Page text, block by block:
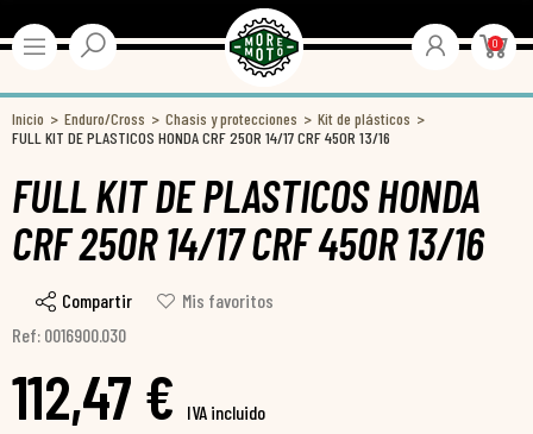
0
Inicio Enduro/Cross Chasis y protecciones
Kit de plásticos
FULL KIT DE PLASTICOS HONDA CRF 250R 14/17 CRF 450R 13/16
FULL KIT DE PLASTICOS HONDA
CRF 250R 14/17 CRF 450R 13/16
Compartir
Mis favoritos
Ref: 0016900.030
112,47 € IVA incluido